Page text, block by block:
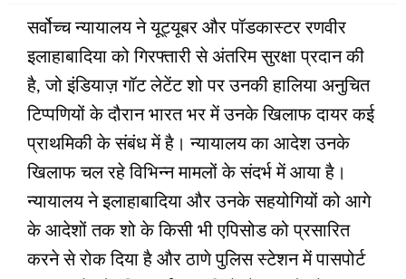
सर्वोच्च न्यायालय ने यूट्यूबर और पॉडकास्टर रणवीर
इलाहाबादिया को गिरफ्तारी से अंतरिम सुरक्षा प्रदान की
है, जो इंडियाज़ गॉट लेटेंट शो पर उनकी हालिया अनुचित
टिप्पणियों के दौरान भारत भर में उनके खिलाफ दायर कई
प्राथमिकी के संबंध में है। न्यायालय का आदेश उनके
खिलाफ चल रहे विभिन्न मामलों के संदर्भ में आया है।
न्यायालय ने इलाहाबादिया और उनके सहयोगियों को आगे
के आदेशों तक शो के किसी भी एपिसोड को प्रसारित
करने से रोक दिया है और ठाणे पुलिस स्टेशन में पासपोर्ट